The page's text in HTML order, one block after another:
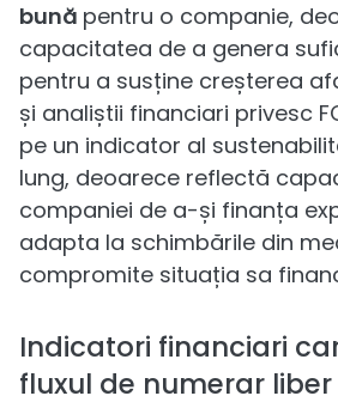
bună pentru o companie,
capacitatea de a genera
pentru a susține creșterea
și analiștii financiari privesc
pe un indicator al
lung, deoarece reflectă
companiei de a-și finanța
adapta la schimbările din
compromite situația sa
Indicatori financiari
fluxul de numerar liber